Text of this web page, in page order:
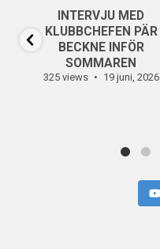
...
14
0
INTERVJU MED
KLUBBCHEFEN PÄR
BECKNE INFÖR
SOMMAREN
325 views 19 juni, 2026